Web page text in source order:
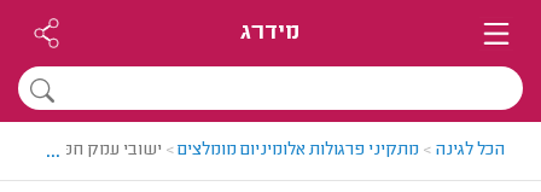
מידרג
הכל לגינה > מתקיני פרגולות אלומיניום מומלצים> ישובי עמק חפר >
...